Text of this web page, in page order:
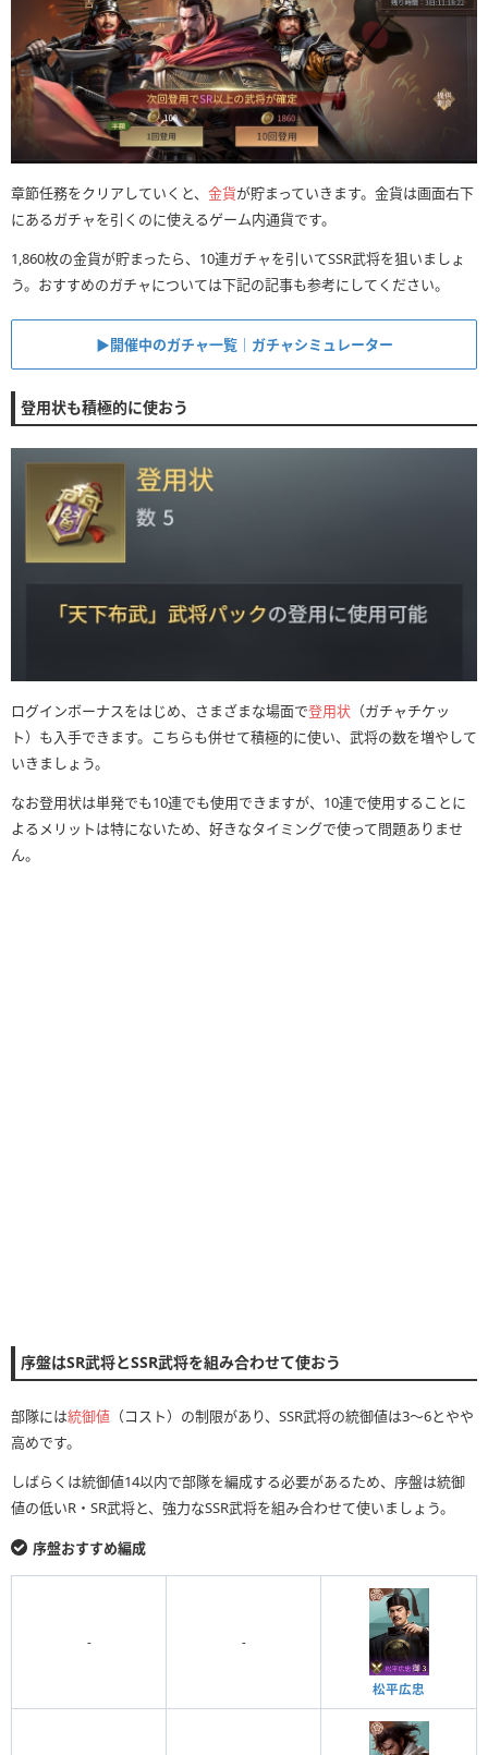
章節任務をクリアしていくと、 金貨が貯まっていきます。金貨は画面右下
にあるガチャを引くのに使えるゲーム内通貨です。
1,860枚の金貨が貯まったら、10連ガチャを引いてSSR武将を狙いましょ
う。おすすめのガチャについては下記の記事も参考にしてください。
▶︎開催中のガチャ一覧｜ガチャシミュレーター
登用状も積極的に使おう
ログインボーナスをはじめ、さまざまな場面で登用状 （ガチャチケッ
ト）も入手できます。こちらも併せて積極的に使い、武将の数を増やして
いきましょう。
なお登用状は単発でも10連でも使用できますが、10連で使用することに
よるメリットは特にないため、好きなタイミングで使って問題ありませ
ん。
序盤はSR武将とSSR武将を組み合わせて使おう
部隊には統御値 （コスト）の制限があり、SSR武将の統御値は3〜6とやや
高めです。
しばらくは統御値14以内で部隊を編成する必要があるため、序盤は統御
値の低いR・SR武将と、強力なSSR武将を組み合わせて使いましょう。
序盤おすすめ編成
- -
松平広忠